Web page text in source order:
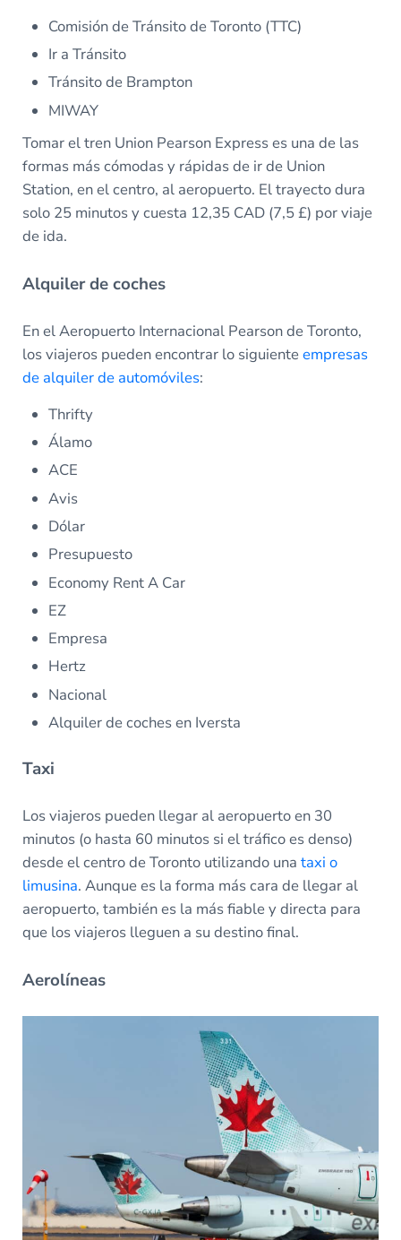
Comisión de Tránsito de Toronto (TTC)
Ir a Tránsito
Tránsito de Brampton
MIWAY
Tomar el tren Union Pearson Express es una de las
formas más cómodas y rápidas de ir de Union
Station, en el centro, al aeropuerto. El trayecto dura
solo 25 minutos y cuesta 12,35 CAD (7,5 £) por viaje
de ida.
Alquiler de coches
En el Aeropuerto Internacional Pearson de Toronto,
los viajeros pueden encontrar lo siguienteempresas
de alquiler de automóviles:
Thrifty
Álamo
ACE
Avis
Dólar
Presupuesto
Economy Rent A Car
EZ
Empresa
Hertz
Nacional
Alquiler de coches en Iversta
Taxi
Los viajeros pueden llegar al aeropuerto en 30
minutos (o hasta 60 minutos si el tráfico es denso)
desde el centro de Toronto utilizando una taxi o
limusina. Aunque es la forma más cara de llegar al
aeropuerto, también es la más fiable y directa para
que los viajeros lleguen a su destino final.
Aerolíneas